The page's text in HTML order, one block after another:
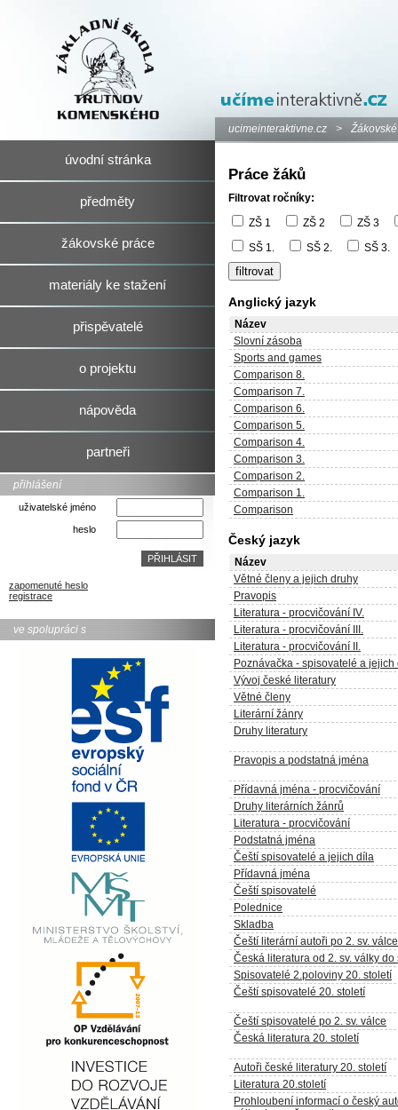
úvodní stránka
předměty
žákovské práce
materiály ke stažení
přispěvatelé
o projektu
nápověda
partneři
přihlášení
uživatelské jméno
heslo
zapomenuté heslo
registrace
ve spolupráci s
ucimeinteraktivne.cz >
Práce žáků
Filtrovat ročníky:
ZŠ 1
ZŠ 2
ZŠ 3
SŠ 1.
SŠ 2. SŠ 3.
Anglický jazyk
Název
Slovní zásoba
Sports and games
Comparison 8.
Comparison 7.
Comparison 6.
Comparison 5.
Comparison 4.
Comparison 3.
Comparison 2.
Comparison 1.
Comparison
Český jazyk
Název
Větné členy a jejich druhy
Pravopis
Literatura - procvičování IV.
Literatura - procvičování III.
Literatura - procvičování II.
Poznávačka - spisovatelé a jejich
Vývoj české literatury
Větné členy
Literární žánry
Druhy literatury
Pravopis a podstatná jména
Přídavná jména - procvičování
Druhy literárních žánrů
Literatura - procvičování
Podstatná jména
Čeští spisovatelé a jejich díla
Přídavná jména
Čeští spisovatelé
Polednice
Skladba
Čeští literární autoři po 2. sv. válce
Česká literatura od 2. sv. války
Spisovatelé 2.poloviny 20. století
Čeští spisovatelé 20. století
Čeští spisovatelé po 2. sv. válce
Česká literatura 20. století
Autoři české literatury 20. století
Literatura 20.století
Prohloubení informací o český